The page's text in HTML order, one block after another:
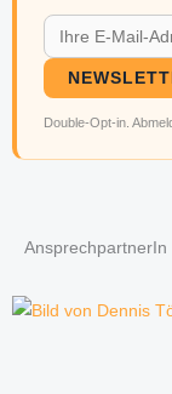
Double-Opt-in.
AnsprechpartnerIn